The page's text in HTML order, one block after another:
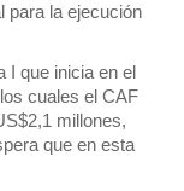
para la ejecución
I que inicia en el
cuales el CAF
millones,
que en esta